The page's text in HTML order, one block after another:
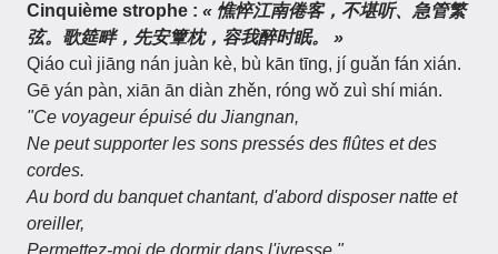
Cinquième strophe : « 憔悴江南倦客，不堪听、急管繁
弦。歌筵畔，先安簟枕，容我醉时眠。 »
Qiáo cuì jiāng nán juàn kè, bù kān tīng, jí guǎn fán xián.
Gē yán pàn, xiān ān diàn zhěn, róng wǒ zuì shí mián.
"Ce voyageur épuisé du Jiangnan,
Ne peut supporter les sons pressés des flûtes et des
cordes.
Au bord du banquet chantant, d'abord disposer natte et
oreiller,
Permettez-moi de dormir dans l'ivresse."